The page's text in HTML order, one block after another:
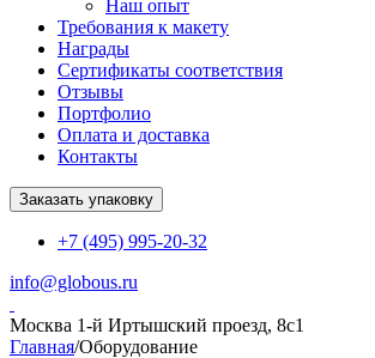
Наш опыт
Требования к макету
Награды
Сертификаты соответствия
Отзывы
Портфолио
Оплата и доставка
Контакты
Заказать упаковку
+7 (495) 995-20-32
info@globous.ru
Москва 1-й Иртышский проезд, 8с1
Главная/Оборудование